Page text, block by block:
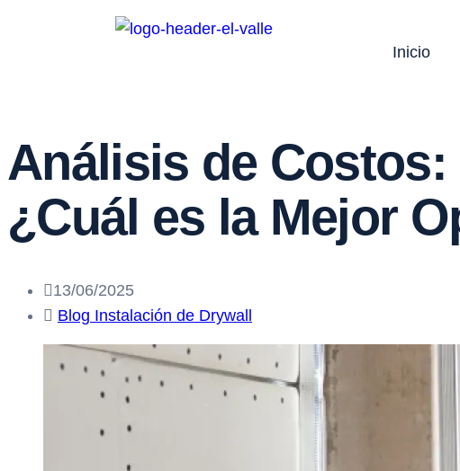
Inicio
Análisis de
¿Cuál es la Mejor
13/06/2025
Blog Instalación de Drywall